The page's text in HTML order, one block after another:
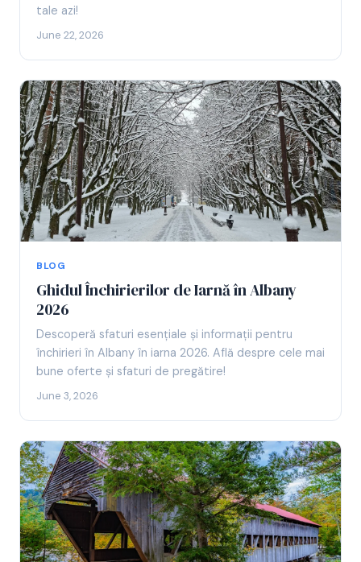
tale azi!
June 22, 2026
BLOG
Ghidul Închirierilor de Iarnă în Albany
2026
Descoperă sfaturi esențiale și informații pentru
închirieri în Albany în iarna 2026. Află despre cele mai
bune oferte și sfaturi de pregătire!
June 3, 2026